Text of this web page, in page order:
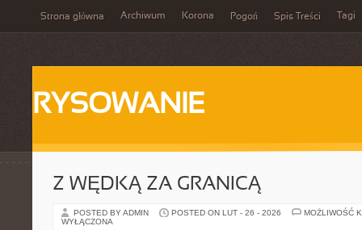
Strona główna Archiwum Korona Pogoń Spis Treści Tagi
RYSOWANIE
Z WĘDKĄ ZA GRANICĄ
POSTED BY ADMIN POSTED ON LUT - 26 - 2026
MOŻLIWOŚĆ
WYŁĄCZONA